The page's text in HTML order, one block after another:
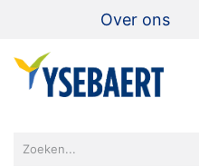
Over ons